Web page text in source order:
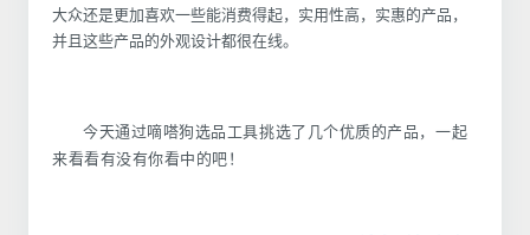
大众还是更加喜欢一些能消费得起，实用性高， 实惠的产品，
并且这些产品的外观设计都很在线。
今天通过嘀嗒狗选品工具挑选了几个优质的产品，一起
来看看有没有你看中的吧！